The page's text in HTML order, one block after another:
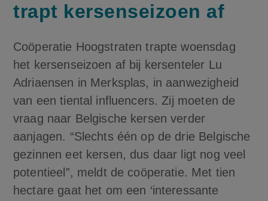
trapt kersenseizoen af
Coöperatie Hoogstraten trapte woensdag
het kersenseizoen af bij kersenteler Lu
Adriaensen in Merksplas, in aanwezigheid
van een tiental influencers. Zij moeten de
vraag naar Belgische kersen verder
aanjagen. “Slechts één op de drie Belgische
gezinnen eet kersen, dus daar ligt nog veel
potentieel”, meldt de coöperatie. Met tien
hectare gaat het om een ‘interessante